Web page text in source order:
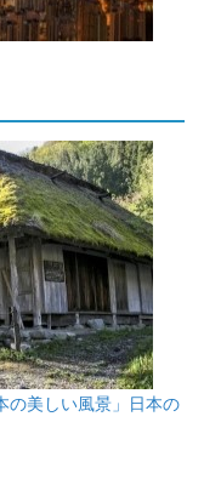
の美しい風景」日本の